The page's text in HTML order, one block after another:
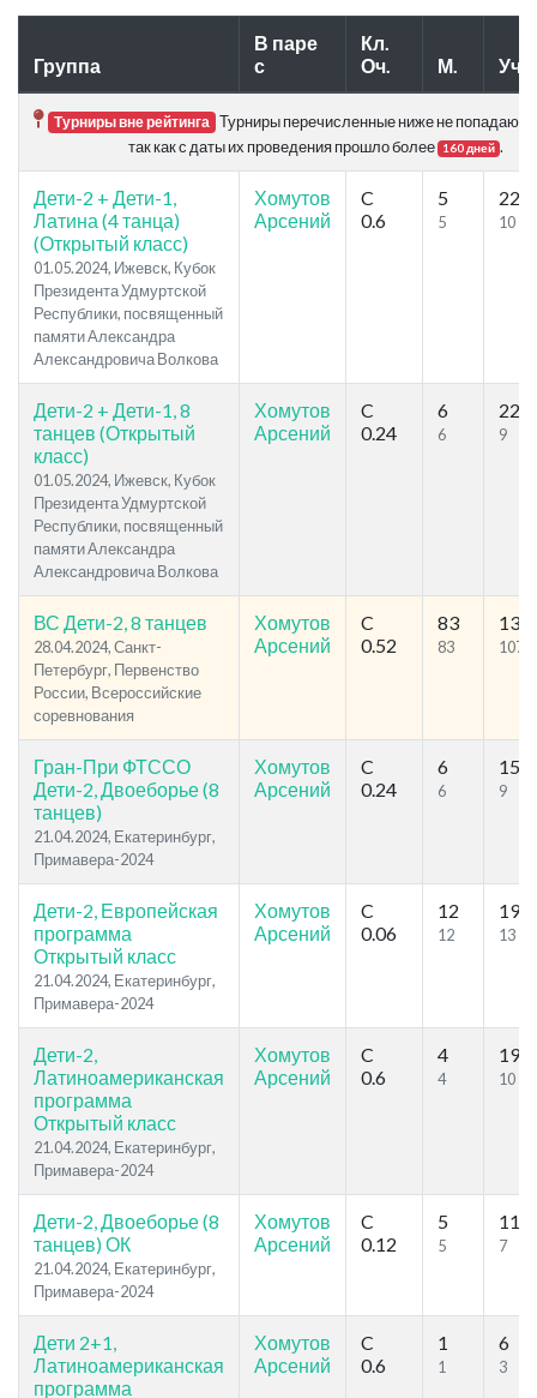
Группа
В паре
с
Кл.
Оч.
М. Уч.
Турниры вне рейтинга Турниры перечисленные ниже не попадают в
так как с даты их проведения прошло более 160 дней .
Дети-2 + Дети-1,
Латина (4 танца)
(Открытый класс)
01.05.2024, Ижевск, Кубок
Президента Удмуртской
Республики, посвященный
памяти Александра
Александровича Волкова
Хомутов
Арсений
C
0.6
5
5
22
10
Дети-2 + Дети-1, 8
танцев (Открытый
класс)
01.05.2024, Ижевск, Кубок
Президента Удмуртской
Республики, посвященный
памяти Александра
Александровича Волкова
Хомутов
Арсений
C
0.24
6
6
22
9
ВС Дети-2, 8 танцев
28.04.2024, Санкт-
Петербург, Первенство
России, Всероссийские
соревнования
Хомутов
Арсений
C
0.52
83
83
135
107
Гран-При ФТССО
Дети-2, Двоеборье (8
танцев)
21.04.2024, Екатеринбург,
Примавера-2024
Хомутов
Арсений
C
0.24
6
6
15
9
Дети-2, Европейская
программа
Открытый класс
21.04.2024, Екатеринбург,
Примавера-2024
Хомутов
Арсений
C
0.06
12
12
19
13
Дети-2,
Латиноамериканская
программа
Открытый класс
21.04.2024, Екатеринбург,
Примавера-2024
Хомутов
Арсений
C
0.6
4
4
19
10
Дети-2, Двоеборье (8
танцев) ОК
21.04.2024, Екатеринбург,
Примавера-2024
Хомутов
Арсений
C
0.12
5
5
11
7
Дети 2+1,
Латиноамериканская
программа
Хомутов
Арсений
C
0.6
1
1
6
3